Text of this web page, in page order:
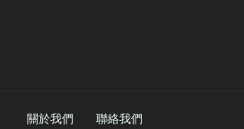
關於我們 聯絡我們